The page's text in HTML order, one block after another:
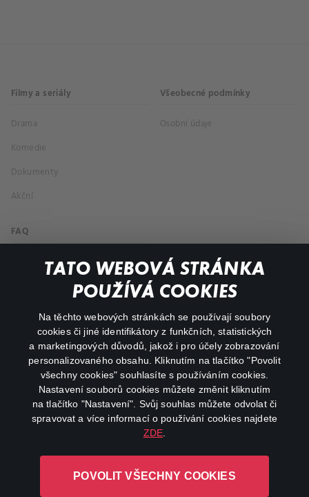
TATO WEBOVÁ STRÁNKA
POUŽÍVÁ COOKIES
Na těchto webových stránkách se používají soubory
cookies či jiné identifikátory z funkčních, statistických
a marketingových důvodů, jakož i pro účely zobrazování
personalizovaného obsahu. Kliknutím na tlačítko "Povolit
všechny cookies" souhlasíte s používáním cookies.
Nastavení souborů cookies můžete změnit kliknutím
na tlačítko "Nastavení". Svůj souhlas můžete odvolat či
spravovat a více informací o používání cookies najdete
ZDE
POVOLIT VŠECHNY COOKIES
Filmy a seriály
Drama
Komedie
Dokumenty
Akční
Všeobecné podmínky
Osobní údaje
FAQ
Můj účet
Důležité odkazy
facebookinstagram
youtube
L-1246 Luxembourg R.C.S.